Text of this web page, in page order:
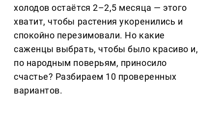
холодов остаётся 2–2,5 месяца — этого
хватит, чтобы растения укоренились и
спокойно перезимовали. Но какие
саженцы выбрать, чтобы было красиво и,
по народным поверьям, приносило
счастье? Разбираем 10 проверенных
вариантов.